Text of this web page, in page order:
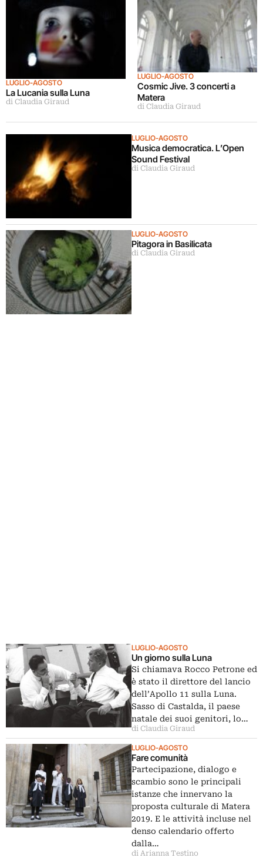
LUGLIO-AGOSTO
La Lucania sulla Luna
di Claudia Giraud
LUGLIO-AGOSTO
Cosmic Jive. 3 concerti a
Matera
di Claudia Giraud
LUGLIO-AGOSTO
Musica democratica. L’Open
Sound Festival
di Claudia Giraud
LUGLIO-AGOSTO
Pitagora in Basilicata
di Claudia Giraud
LUGLIO-AGOSTO
Un giorno sulla Luna
Si chiamava Rocco Petrone ed
è stato il direttore del lancio
dell’Apollo 11 sulla Luna.
Sasso di Castalda, il paese
natale dei suoi genitori, lo…
di Claudia Giraud
LUGLIO-AGOSTO
Fare comunità
Partecipazione, dialogo e
scambio sono le principali
istanze che innervano la
proposta culturale di Matera
2019. E le attività incluse nel
denso calendario offerto
dalla…
di Arianna Testino